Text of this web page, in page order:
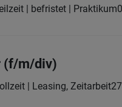
| befristet | Praktikum
(f/m/div)
| Leasing, Zeitarbeit